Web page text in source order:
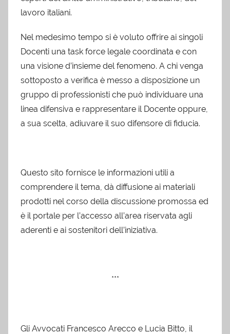
lavoro italiani.
Nel medesimo tempo si è voluto offrire ai singoli
Docenti una task force legale coordinata e con
una visione d’insieme del fenomeno. A chi venga
sottoposto a verifica è messo a disposizione un
gruppo di professionisti che può individuare una
linea difensiva e rappresentare il Docente oppure,
a sua scelta, adiuvare il suo difensore di fiducia.
Questo sito fornisce le informazioni utili a
comprendere il tema, dà diffusione ai materiali
prodotti nel corso della discussione promossa ed
è il portale per l’accesso all’area riservata agli
aderenti e ai sostenitori dell’iniziativa.
***
Gli Avvocati Francesco Arecco e Lucia Bitto, il